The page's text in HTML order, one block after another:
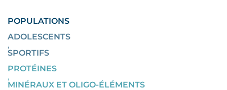
POPULATIONS
ADOLESCENTS
,
SPORTIFS
PROTÉINES
,
MINÉRAUX ET OLIGO-ÉLÉMENTS